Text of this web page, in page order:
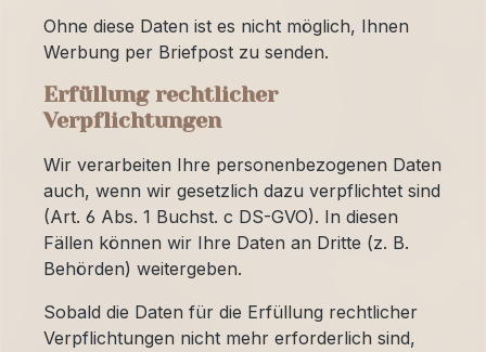
Ohne diese Daten ist es nicht möglich, Ihnen
Werbung per Briefpost zu senden.
Erfüllung rechtlicher
Verpflichtungen
Wir verarbeiten Ihre personenbezogenen Daten
auch, wenn wir gesetzlich dazu verpflichtet sind
(Art. 6 Abs. 1 Buchst. c DS-GVO). In diesen
Fällen können wir Ihre Daten an Dritte (z. B.
Behörden) weitergeben.
Sobald die Daten für die Erfüllung rechtlicher
Verpflichtungen nicht mehr erforderlich sind,